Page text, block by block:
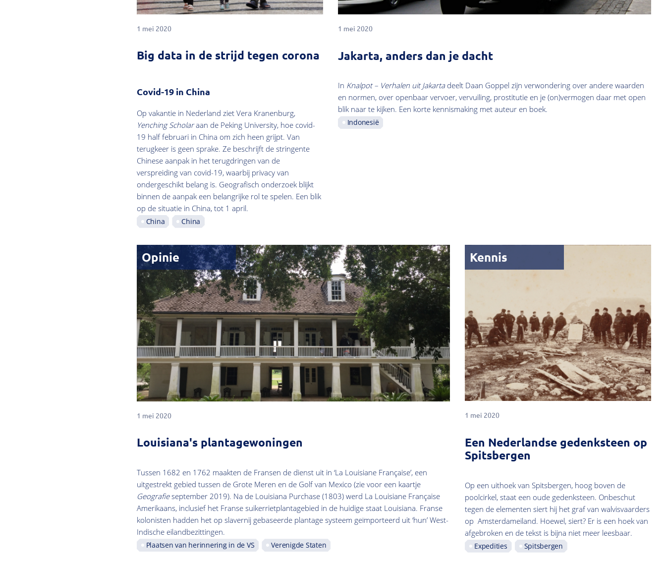
1 mei 2020
Big data in de strijd tegen corona
Covid-19 in China
Op vakantie in Nederland ziet Vera Kranenburg,
Yenching Scholaraan de Peking University, hoe covid-
19 half februari in China om zich heen grijpt. Van
terugkeer is geen sprake. Ze beschrijft de stringente
Chinese aanpak in het terugdringen van de
verspreiding van covid-19, waarbij privacy van
ondergeschikt belang is. Geografisch onderzoek blijkt
binnen de aanpak een belangrijke rol te spelen. Een blik
op de situatie in China, tot 1 april.
China China
1 mei 2020
Jakarta, anders dan je dacht
In Knalpot – Verhalen uit Jakarta deelt Daan Goppel zijn verwondering over andere waarden
en normen, over openbaar vervoer, vervuiling, prostitutie en je (on)vermogen daar met open
blik naar te kijken. Een korte kennismaking met auteur en boek.
Indonesië
Opinie
1 mei 2020
Louisiana's plantagewoningen
Tussen 1682 en 1762 maakten de Fransen de dienst uit in ‘La Louisiane Française’, een
uitgestrekt gebied tussen de Grote Meren en de Golf van Mexico (zie voor een kaartje
Geografieseptember 2019). Na de Louisiana Purchase (1803) werd La Louisiane Française
Amerikaans, inclusief het Franse suikerrietplantagebied in de huidige staat Louisiana. Franse
kolonisten hadden het op slavernij gebaseerde plantage systeem geïmporteerd uit ‘hun’ West-
Indische eilandbezittingen.
Plaatsen van herinnering in de VS Verenigde Staten
Kennis
1 mei 2020
Een Nederlandse gedenksteen op
Spitsbergen
Op een uithoek van Spitsbergen, hoog boven de
poolcirkel, staat een oude gedenksteen. Onbeschut
tegen de elementen siert hij het graf van walvisvaarders
op Amsterdameiland. Hoewel, siert? Er is een hoek van
afgebroken en de tekst is bijna niet meer leesbaar.
Expedities Spitsbergen